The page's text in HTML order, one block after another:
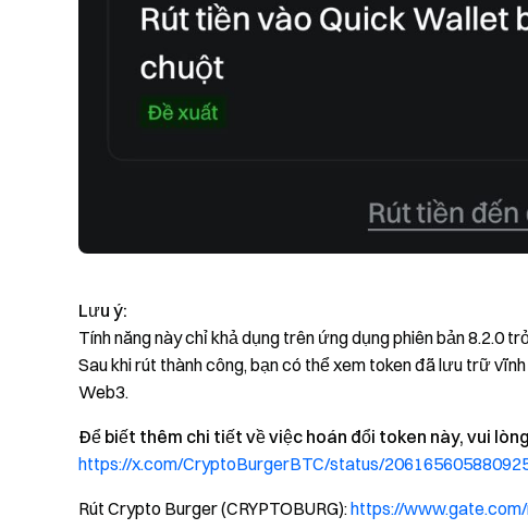
Lưu ý:
Tính năng này chỉ khả dụng trên ứng dụng phiên bản 8.2.0
Sau khi rút thành công, bạn có thể xem token đã lưu trữ
Web3.
Để biết thêm chi tiết về việc hoán đổi token này, vui
https://x.com/CryptoBurgerBTC/status/
Rút Crypto Burger (CRYPTOBURG):https://